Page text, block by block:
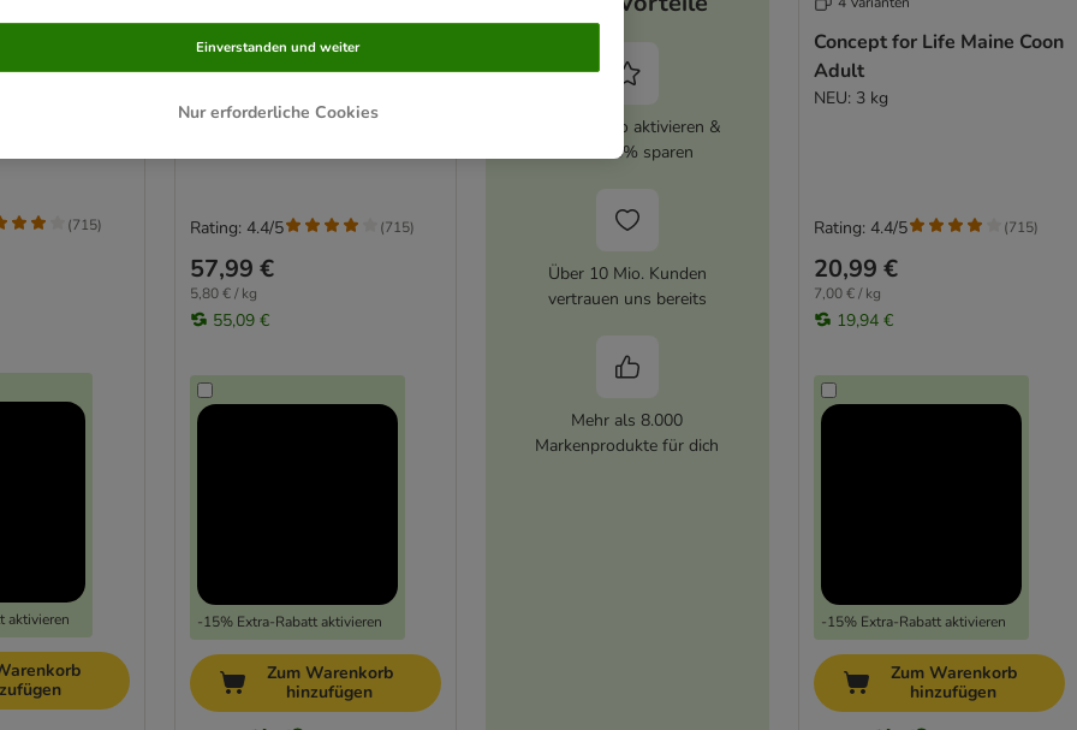
Maine Coon
aktivieren
(715)
Concept for Life Maine Coon
Adult
57,99 €
5,80 € / kg
55,09 €
-15% Extra-Rabatt aktivieren
Rating: 4.4/5 (715)
Zum Warenkorb
hinzufügen
zooplus Abo aktivieren &
immer 5% sparen
Über 10 Mio. Kunden
vertrauen uns bereits
Mehr als 8.000
Markenprodukte für dich
Concept for Life Maine Coon
Adult
NEU: 3 kg
20,99 €
7,00 € / kg
19,94 €
-15% Extra-Rabatt aktivieren
Rating: 4.4/5 (715)
Zum Warenkorb
hinzufügen
Nur erforderliche Cookies
Einverstanden und weiter